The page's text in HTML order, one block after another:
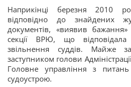
Наприкінці березня 2010
відповідно до знайдених
документів, «виявив
секції ВРЮ, що
звільнення суддів. Майже
заступником голови
Головне управління з
судоустрою.